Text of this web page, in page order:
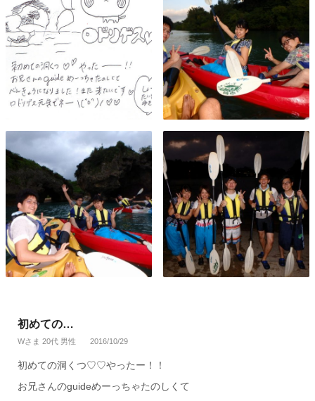
初めての…
Wさま 20代 男性 2016/10/29
初めての洞くつ♡♡やったー！！
お兄さんのguideめーっちゃたのしくて